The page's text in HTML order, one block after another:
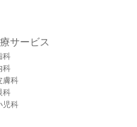
サービス
科
科
膚科
科
児科